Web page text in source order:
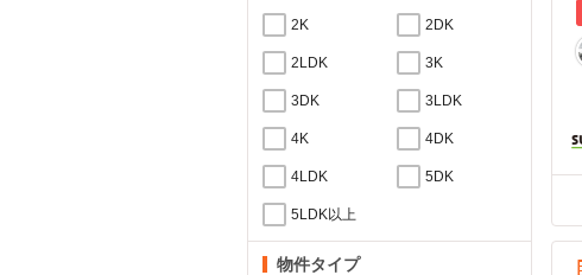
2K 2DK
2LDK 3K
3DK 3LDK
4K 4DK
4LDK 5DK
5LDK以上
物件タイプ